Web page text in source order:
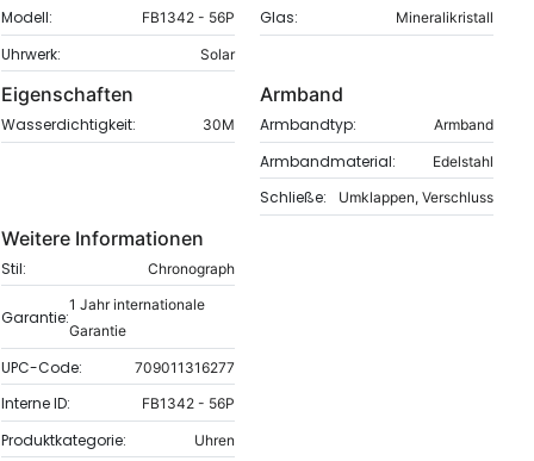
Modell: FB1342 - 56P
Uhrwerk: Solar
Glas: Mineralikristall
Eigenschaften
Wasserdichtigkeit: 30M
Armband
Armbandtyp: Armband
Armbandmaterial: Edelstahl
Schließe: Umklappen, Verschluss
Weitere Informationen
Stil: Chronograph
Garantie:
1 Jahr internationale
Garantie
UPC-Code: 709011316277
Interne ID: FB1342 - 56P
Produktkategorie: Uhren